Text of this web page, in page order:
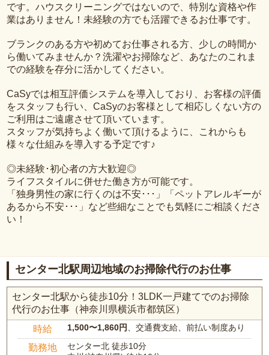
です。ハウスクリーニングではないので、特別な資格や作
業はありません！未経験の方でも活躍できるお仕事です。
ブランクのある方や初めてお仕事される方、少しの時間か
ら働いてみませんか？洗濯やお掃除など、あなたのこれま
での経験を存分に活かしてください。
CaSyでは相互評価システムを導入しており、お客様の評価
をスタッフも行い、CaSyのお客様として相応しくない方の
ご利用はご遠慮させて頂いています。
スタッフが気持ちよく働いて頂けるように、これからも
様々な仕組みを導入する予定です♪
◎未経験･初心者の方大歓迎◎
ライフスタイルに併せた働き方が可能です。
「独身男性の家に行くのは不安･･･」「ペットアレルギーが
あるから不安･･･」など些細なことでも気軽にご相談くださ
い！
センター北駅周辺地域のお掃除代行のお仕事
センター北駅から徒歩10分！3LDK一戸建てでのお掃除
代行のお仕事（神奈川県横浜市都筑区）
時給 1,500〜1,860円、交通費支給、前払い制度あり
勤務地
センター北 徒歩10分